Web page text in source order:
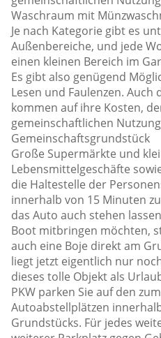
Waschraum mit
Je nach Kategorie gibt es
Außenbereiche, und jede
einen kleinen Bereich im
Es gibt also genügend
Lesen und Faulenzen.
kommen auf ihre Kosten,
gemeinschaftlichen
Gemeinschaftsgrundstück
Große Supermärkte und
Lebensmittelgeschäfte
die Haltestelle der
innerhalb von 15 Minuten
das Auto auch stehen
Boot mitbringen möchten,
auch eine Boje direkt am
liegt jetzt eigentlich nur
dieses tolle Objekt als
PKW parken Sie auf den
Autoabstellplätzen
Grundstücks. Für jedes